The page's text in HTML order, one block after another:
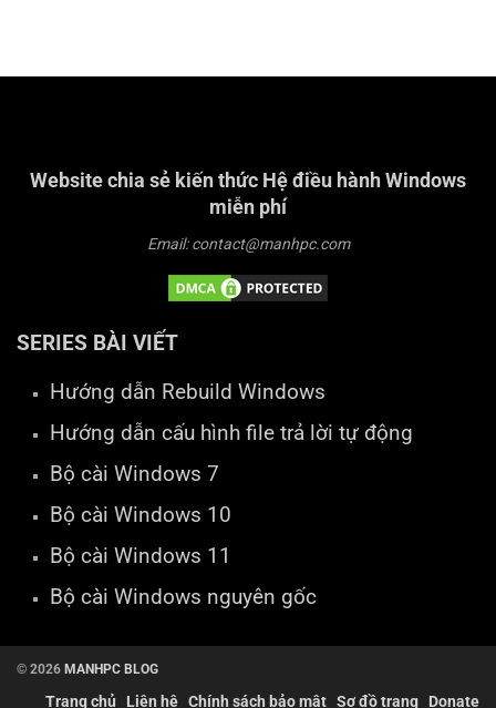
Website chia sẻ kiến thức Hệ điều hành Windows
miễn phí
Email: contact@manhpc.com
SERIES BÀI VIẾT
Hướng dẫn Rebuild Windows
Hướng dẫn cấu hình file trả lời tự động
Bộ cài Windows 7
Bộ cài Windows 10
Bộ cài Windows 11
Bộ cài Windows nguyên gốc
© 2026 MANHPC BLOG
Trang chủ Liên hệ Chính sách bảo mật Sơ đồ trang Donate